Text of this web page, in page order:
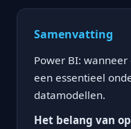
Samenvatting
Power BI:
een essentieel
datamodellen.
Het belang van